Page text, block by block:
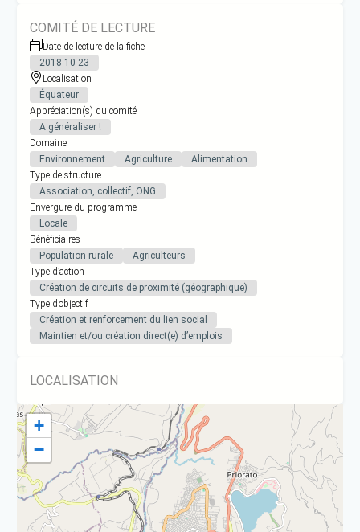
COMITÉ DE LECTURE
Date de lecture de la fiche
2018-10-23
Localisation
Équateur
Appréciation(s) du comité
A généraliser !
Domaine
Environnement
Agriculture
Alimentation
Type de structure
Association, collectif, ONG
Envergure du programme
Locale
Bénéficiaires
Population rurale
Agriculteurs
Type d’action
Création de circuits de proximité (géographique)
Type d’objectif
Création et renforcement du lien social
Maintien et/ou création direct(e) d’emplois
LOCALISATION
+
−